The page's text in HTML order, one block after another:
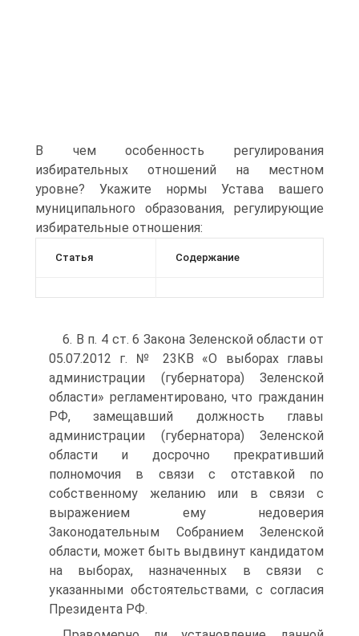
В чем особенность регулирования
избирательных отношений на местном
уровне? Укажите нормы Устава вашего
муниципального образования, регулирующие
избирательные отношения:
Статья Содержание
6. В п. 4 ст. 6 Закона Зеленской области от
05.07.2012 г. № 23КВ «О выборах главы
администрации (губернатора) Зеленской
области» регламентировано, что гражданин
РФ, замещавший должность главы
администрации (губернатора) Зеленской
области и досрочно прекративший
полномочия в связи с отставкой по
собственному желанию или в связи с
выражением ему недоверия
Законодательным Собранием Зеленской
области, может быть выдвинут кандидатом
на выборах, назначенных в связи с
указанными обстоятельствами, с согласия
Президента РФ.